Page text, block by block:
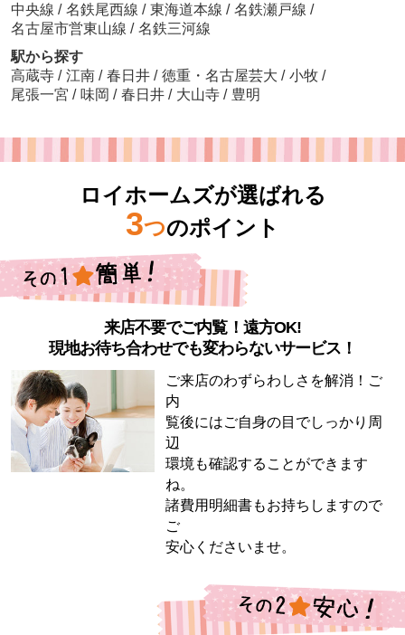
中央線 / 名鉄尾西線 / 東海道本線 / 名鉄瀬戸線 /
名古屋市営東山線 / 名鉄三河線
駅から探す
高蔵寺 / 江南 / 春日井 / 徳重・名古屋芸大 / 小牧 /
尾張一宮 / 味岡 / 春日井 / 大山寺 / 豊明
ロイホームズが選ばれる
3つのポイント
来店不要でご内覧！遠方OK!
現地お待ち合わせでも変わらないサービス！
ご来店のわずらわしさを解消！ご
内
覧後にはご自身の目でしっかり周
辺
環境も確認することができます
ね。
諸費用明細書もお持ちしますので
ご
安心くださいませ。